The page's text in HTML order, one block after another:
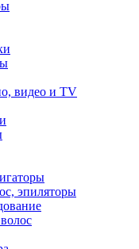
видео и TV
эпиляторы